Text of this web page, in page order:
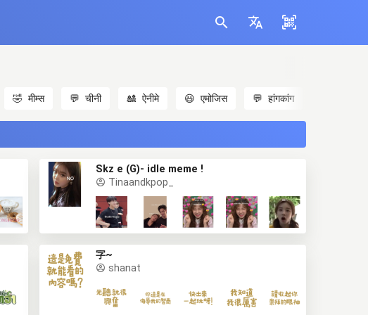
🤣 मीम्स 💬 चीनी 🎎 ऐनीमे 😃 एमोजिस 💬 हांगकांग
Skz e (G)- idle meme !
Tinaandkpop_
字~
shanat